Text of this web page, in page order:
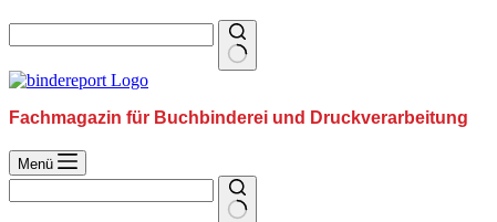
Fachmagazin für Buchbinderei und Druckverarbeitung
Menü